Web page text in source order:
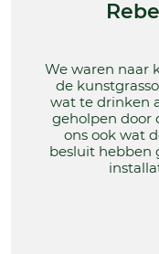
We waren naar
de
wat te drinken
geholpen door
ons ook wat
besluit hebben